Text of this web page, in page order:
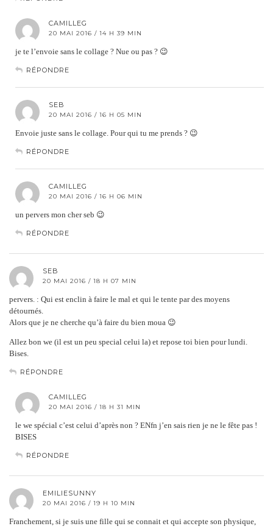
CAMILLEG
20 MAI 2016 / 14 H 39 MIN
je te l’envoie sans le collage ? Nue ou pas ? 😉
RÉPONDRE
SEB
20 MAI 2016 / 16 H 05 MIN
Envoie juste sans le collage. Pour qui tu me prends ? 😉
RÉPONDRE
CAMILLEG
20 MAI 2016 / 16 H 06 MIN
un pervers mon cher seb 😉
RÉPONDRE
SEB
20 MAI 2016 / 18 H 07 MIN
pervers. : Qui est enclin à faire le mal et qui le tente par des moyens
détournés.
Alors que je ne cherche qu’à faire du bien moua 😉
Allez bon we (il est un peu special celui la) et repose toi bien pour lundi.
Bises.
RÉPONDRE
CAMILLEG
20 MAI 2016 / 18 H 31 MIN
le we spécial c’est celui d’après non ? ENfn j’en sais rien je ne le fête pas !
BISES
RÉPONDRE
EMILIESUNNY
20 MAI 2016 / 19 H 10 MIN
Franchement, si je suis une fille qui se connait et qui accepte son physique,